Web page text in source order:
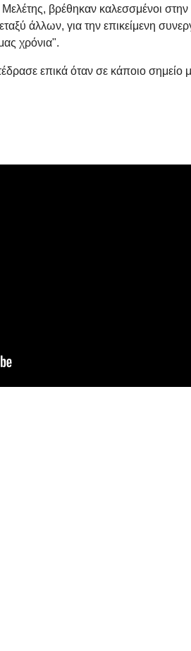
βρέθηκαν καλεσσμένοι
άλλων, για την επικείμενη
χρόνια".
επικά όταν σε κάποιο σημείο